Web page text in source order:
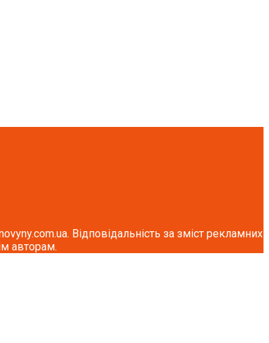
Відповідальність за зміст рекламних
авторам.